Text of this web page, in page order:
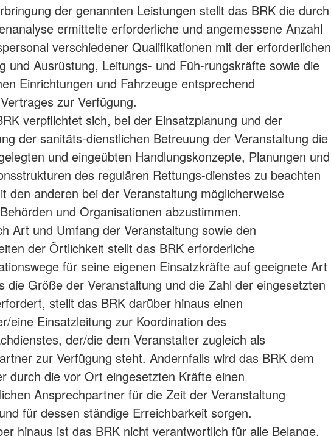
der genannten Leistungen stellt das BRK die durch
ermittelte erforderliche und angemessene Anzahl
verschiedener Qualifikationen mit der erforderlichen
und Ausrüstung, Leitungs- und Füh-rungskräfte sowie die
Einrichtungen und Fahrzeuge entsprechend
zur Verfügung.
verpflichtet sich, bei der Einsatzplanung und der
der sanitäts-dienstlichen Betreuung der Veranstaltung die
und eingeübten Handlungskonzepte, Planungen und
des regulären Rettungs-dienstes zu beachten
den anderen bei der Veranstaltung möglicherweise
und Organisationen abzustimmen.
und Umfang der Veranstaltung sowie den
der Örtlichkeit stellt das BRK erforderliche
für seine eigenen Einsatzkräfte auf geeignete Art
die Größe der Veranstaltung und die Zahl der eingesetzten
stellt das BRK darüber hinaus einen
eine Einsatzleitung zur Koordination des
der/die dem Veranstalter zugleich als
zur Verfügung steht. Andernfalls wird das BRK dem
durch die vor Ort eingesetzten Kräfte einen
Ansprechpartner für die Zeit der Veranstaltung
für dessen ständige Erreichbarkeit sorgen.
hinaus ist das BRK nicht verantwortlich für alle Belange,